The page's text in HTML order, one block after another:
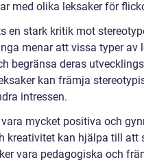
med olika leksaker för
en stark kritik mot
menar att vissa typer av
begränsa deras
kan främja
intressen.
mycket positiva och
kreativitet kan hjälpa till att
vara pedagogiska och